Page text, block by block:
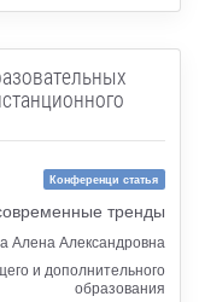
Конференци статья
тренды
Алена Александровна
и дополнительного
образования